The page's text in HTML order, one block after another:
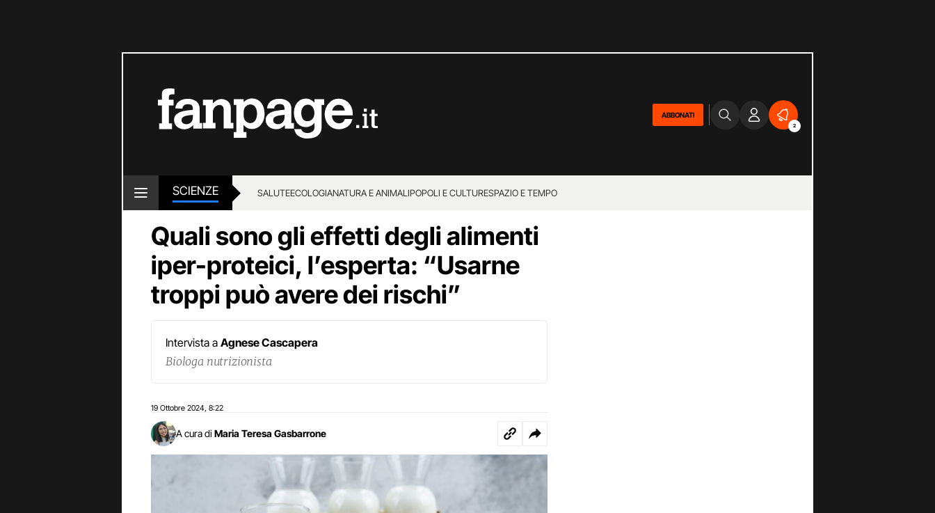
ABBONATI
2
SCIENZE SALUTEECOLOGIANATURA E ANIMALIPOPOLI E CULTURESPAZIO E TEMPO
Quali sono gli effetti degli alimenti
iper-proteici, l’esperta: “Usarne
troppi può avere dei rischi”
Intervista a Agnese Cascapera
Biologa nutrizionista
19 Ottobre 2024 8:22
A cura di Maria Teresa Gasbarrone